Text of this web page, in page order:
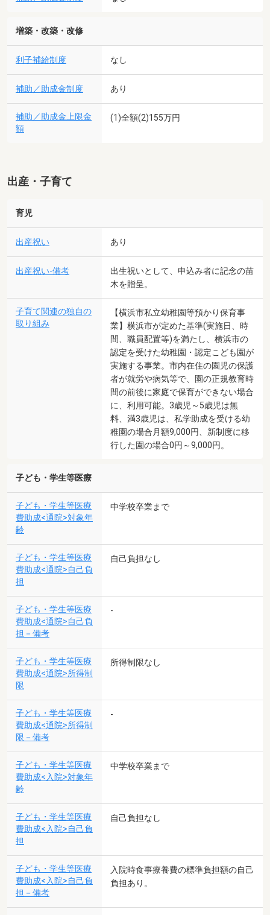
増築・改築・改修
利子補給制度 なし
補助／助成金制度 あり
補助／助成金上限金
額
(1)全額(2)155万円
出産・子育て
育児
出産祝い あり
出産祝い-備考
出生祝いとして、申込み者に記念の苗
木を贈呈。
子育て関連の独自の
取り組み
【横浜市私立幼稚園等預かり保育事
業】横浜市が定めた基準(実施日、時
間、職員配置等)を満たし、横浜市の
認定を受けた幼稚園・認定こども園が
実施する事業。市内在住の園児の保護
者が就労や病気等で、園の正規教育時
間の前後に家庭で保育ができない場合
に、利用可能。3歳児～5歳児は無
料、満3歳児は、私学助成を受ける幼
稚園の場合月額9,000円、新制度に移
行した園の場合0円～9,000円。
子ども・学生等医療
子ども・学生等医療
費助成<通院>対象年
齢
中学校卒業まで
子ども・学生等医療
費助成<通院>自己負
担
自己負担なし
子ども・学生等医療
費助成<通院>自己負
担－備考
-
子ども・学生等医療
費助成<通院>所得制
限
所得制限なし
子ども・学生等医療
費助成<通院>所得制
限－備考
-
子ども・学生等医療
費助成<入院>対象年
齢
中学校卒業まで
子ども・学生等医療
費助成<入院>自己負
担
自己負担なし
子ども・学生等医療
費助成<入院>自己負
担－備考
入院時食事療養費の標準負担額の自己
負担あり。